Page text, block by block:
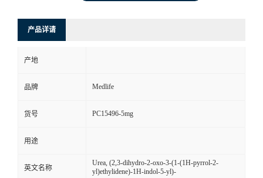
产品详请
产地
品牌 Medlife
货号 PC15496-5mg
用途
英文名称
Urea, (2,3-dihydro-2-oxo-3-(1-(1H-pyrrol-2-
yl)ethylidene)-1H-indol-5-yl)-